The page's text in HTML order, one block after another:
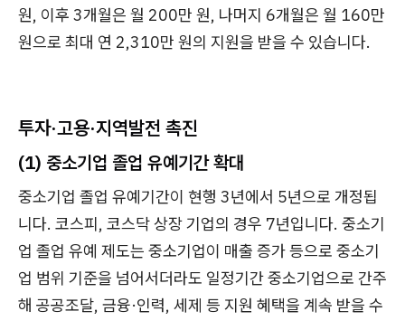
원, 이후 3개월은 월 200만 원, 나머지 6개월은 월 160만
원으로 최대 연 2,310만 원의 지원을 받을 수 있습니다.
투자·고용·지역발전 촉진
(1) 중소기업 졸업 유예기간 확대
중소기업 졸업 유예기간이 현행 3년에서 5년으로 개정됩
니다. 코스피, 코스닥 상장 기업의 경우 7년입니다. 중소기
업 졸업 유예 제도는 중소기업이 매출 증가 등으로 중소기
업 범위 기준을 넘어서더라도 일정기간 중소기업으로 간주
해 공공조달, 금융·인력, 세제 등 지원 혜택을 계속 받을 수